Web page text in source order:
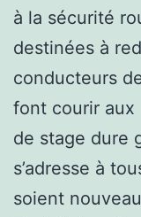
à la sécurité
destinées à
conducteurs
font courir aux
de stage dure
s’adresse à
soient